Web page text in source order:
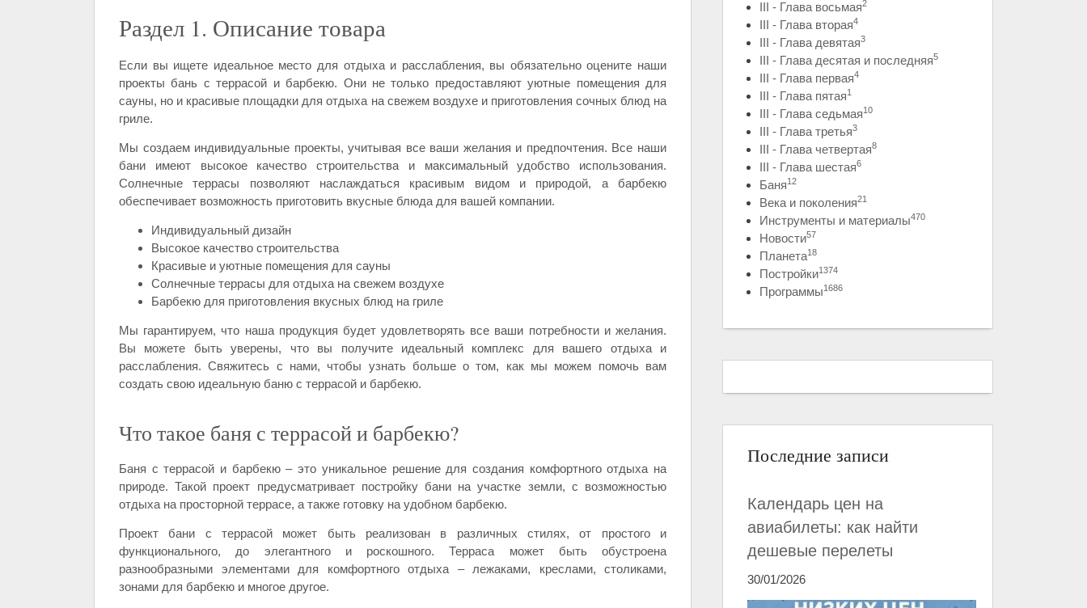
Раздел 1. Описание товара
Если вы ищете идеальное место для отдыха и расслабления, вы обязательно оцените наши
проекты бань с террасой и барбекю. Они не только предоставляют уютные помещения для
сауны, но и красивые площадки для отдыха на свежем воздухе и приготовления сочных блюд на
гриле.
Мы создаем индивидуальные проекты, учитывая все ваши желания и предпочтения. Все наши
бани имеют высокое качество строительства и максимальный удобство использования.
Солнечные террасы позволяют наслаждаться красивым видом и природой, а барбекю
обеспечивает возможность приготовить вкусные блюда для вашей компании.
Индивидуальный дизайн
Высокое качество строительства
Красивые и уютные помещения для сауны
Солнечные террасы для отдыха на свежем воздухе
Барбекю для приготовления вкусных блюд на гриле
Мы гарантируем, что наша продукция будет удовлетворять все ваши потребности и желания.
Вы можете быть уверены, что вы получите идеальный комплекс для вашего отдыха и
расслабления. Свяжитесь с нами, чтобы узнать больше о том, как мы можем помочь вам
создать свою идеальную баню с террасой и барбекю.
Что такое баня с террасой и барбекю?
Баня с террасой и барбекю – это уникальное решение для создания комфортного отдыха на
природе. Такой проект предусматривает постройку бани на участке земли, с возможностью
отдыха на просторной террасе, а также готовку на удобном барбекю.
Проект бани с террасой может быть реализован в различных стилях, от простого и
функционального, до элегантного и роскошного. Терраса может быть обустроена
разнообразными элементами для комфортного отдыха – лежаками, креслами, столиками,
зонами для барбекю и многое другое.
III - Глава восьмая2
III - Глава вторая4
III - Глава девятая3
III - Глава десятая и последняя5
III - Глава первая4
III - Глава пятая1
III - Глава седьмая10
III - Глава третья3
III - Глава четвертая8
III - Глава шестая6
Баня12
Века и поколения21
Инструменты и материалы470
Новости57
Планета18
Постройки1374
Программы1686
Последние записи
Календарь цен на
авиабилеты: как найти
дешевые перелеты
30/01/2026